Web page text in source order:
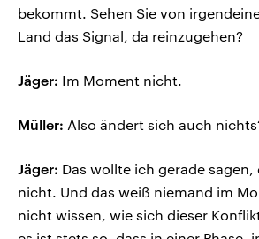
bekommt. Sehen Sie von
Land das Signal, da reinzugehen?
Jäger: Im Moment nicht.
Müller: Also ändert sich auch
Jäger: Das wollte ich gerade sagen,
nicht. Und das weiß niemand im
nicht wissen, wie sich dieser